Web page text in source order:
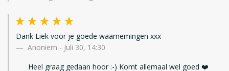
Dank Liek voor je goede waarnemingen xxx
Anoniem - Juli 30, 14:30
Heel graag gedaan hoor :-) Komt allemaal wel goed ❤️